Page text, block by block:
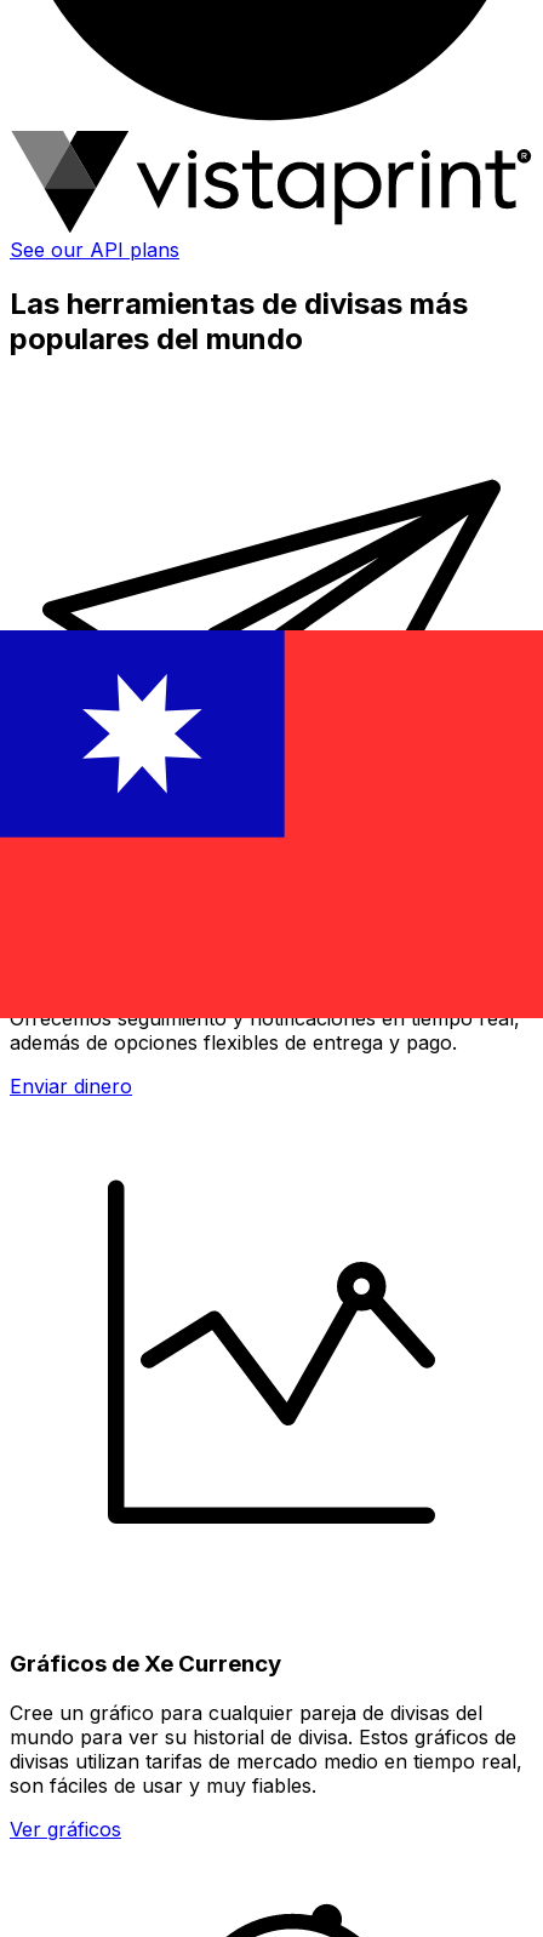
See our API plans
Las herramientas de divisas más
populares del mundo
Ofrecemos seguimiento y notificaciones en tiempo real,
además de opciones flexibles de entrega y pago.
Enviar dinero
Gráficos de Xe Currency
Cree un gráfico para cualquier pareja de divisas del
mundo para ver su historial de divisa. Estos gráficos de
divisas utilizan tarifas de mercado medio en tiempo real,
son fáciles de usar y muy fiables.
Ver gráficos